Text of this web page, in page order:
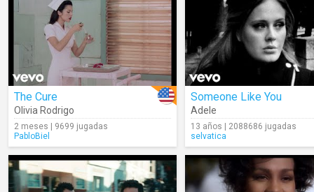
The Cure
Olivia Rodrigo
2 meses | 9699 jugadas
PabloBiel
Someone Like You
Adele
13 años | 2088686 jugadas
selvatica